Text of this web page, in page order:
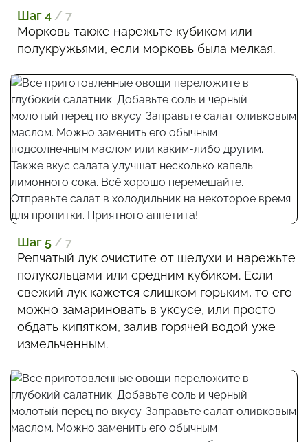
Шаг 4 / 7
Морковь также нарежьте кубиком или
полукружьями, если морковь была мелкая.
Шаг 5 / 7
Репчатый лук очистите от шелухи и нарежьте
полукольцами или средним кубиком. Если
свежий лук кажется слишком горьким, то его
можно замариновать в уксусе, или просто
обдать кипятком, залив горячей водой уже
измельченным.